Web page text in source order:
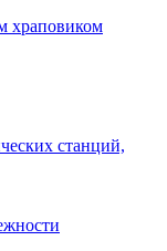
храповиком
станций,